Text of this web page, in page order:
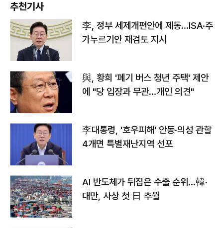
추천기사
李, 정부 세제개편안에 제동…ISA·주
가누르기안 재검토 지시
與, 황희 '폐기 버스 청년 주택' 제안
에 "당 입장과 무관…개인 의견"
李대통령, '호우피해' 안동·의성 관할
4개면 특별재난지역 선포
AI 반도체가 뒤집은 수출 순위…韓·
대만, 사상 첫 日 추월